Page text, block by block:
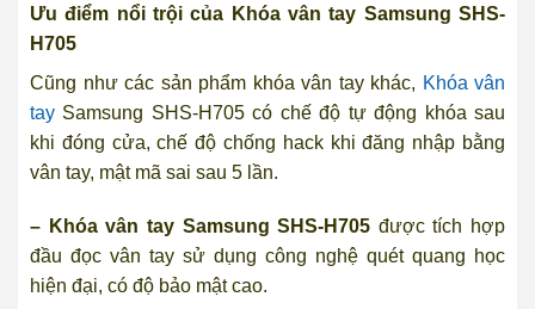
Ưu điểm nổi trội của Khóa vân tay Samsung SHS-
H705
Cũng như các sản phẩm khóa vân tay khác, Khóa vân
tay Samsung SHS-H705 có chế độ tự động khóa sau
khi đóng cửa, chế độ chống hack khi đăng nhập bằng
vân tay, mật mã sai sau 5 lần.
– Khóa vân tay Samsung SHS-H705 được tích hợp
đầu đọc vân tay sử dụng công nghệ quét quang học
hiện đại, có độ bảo mật cao.